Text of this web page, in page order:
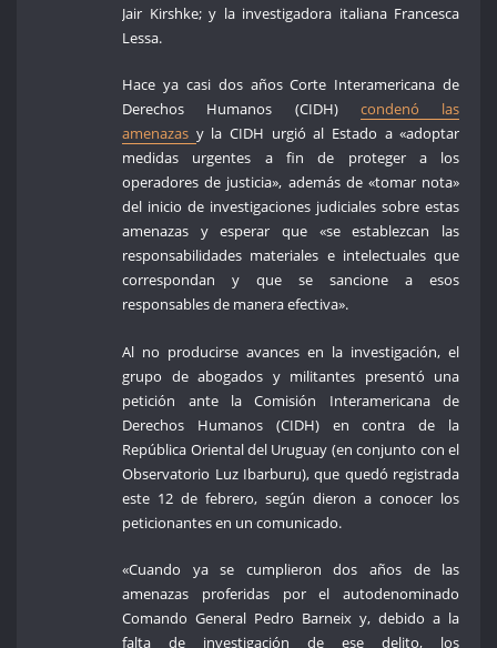
Jair Kirshke; y la investigadora italiana Francesca
Lessa.
Hace ya casi dos años Corte Interamericana de
Derechos Humanos (CIDH) condenó las
amenazas y la CIDH urgió al Estado a «adoptar
medidas urgentes a fin de proteger a los
operadores de justicia», además de «tomar nota»
del inicio de investigaciones judiciales sobre estas
amenazas y esperar que «se establezcan las
responsabilidades materiales e intelectuales que
correspondan y que se sancione a esos
responsables de manera efectiva».
Al no producirse avances en la investigación, el
grupo de abogados y militantes presentó una
petición ante la Comisión Interamericana de
Derechos Humanos (CIDH) en contra de la
República Oriental del Uruguay (en conjunto con el
Observatorio Luz Ibarburu), que quedó registrada
este 12 de febrero, según dieron a conocer los
peticionantes en un comunicado.
«Cuando ya se cumplieron dos años de las
amenazas proferidas por el autodenominado
Comando General Pedro Barneix y, debido a la
falta de investigación de ese delito, los